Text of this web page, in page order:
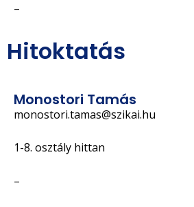
–
Hitoktatás
Monostori Tamás
monostori.tamas@szikai.hu
1-8. osztály hittan
–